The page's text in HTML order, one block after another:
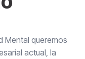
Mental queremos
actual, la